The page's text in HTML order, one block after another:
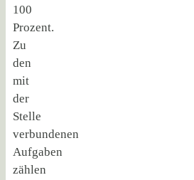
100
Prozent.
Zu
den
mit
der
Stelle
verbundenen
Aufgaben
zählen